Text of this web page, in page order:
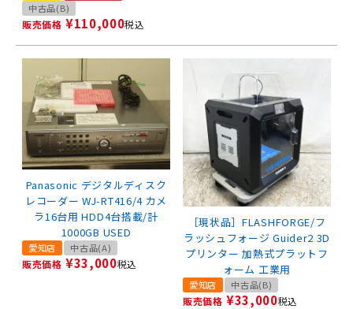
中古品(B)
販売価格 ¥110,000税込
Panasonic デジタルディスク
レコーダー WJ-RT416/4 カメ
ラ16台用 HDD4台搭載/計
1000GB USED
愛知店 中古品(A)
販売価格 ¥33,000税込
［現状品］FLASHFORGE/フ
ラッシュフォージ Guider2 3D
プリンター 加熱式プラットフ
ォーム 工業用
愛知店 中古品(B)
販売価格 ¥33,000税込